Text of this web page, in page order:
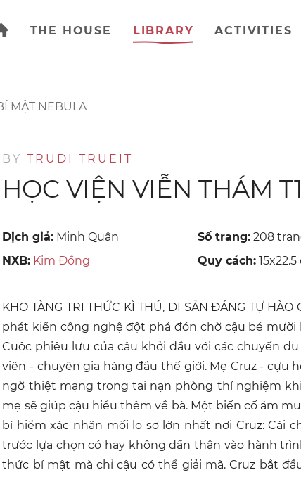
THE HOUSE LIBRARY ACTIVITIES
MẬT NEBULA
BYTRUDI TRUEIT
HỌC VIỆN VIỄN THÁM
Dịch giả: Minh Quân Số trang: 208
NXB: Kim Đồng Quy cách:
KHO TÀNG TRI THỨC KÌ THÚ, DI SẢN ĐÁNG TỰ
phát kiến công nghệ đột phá đón chờ cậu bé mười
Cuộc phiêu lưu của cậu khởi đầu với các chuyến
viên - chuyên gia hàng đầu thế giới. Mẹ Cruz - cựu
ngờ thiệt mạng trong tai nạn phòng thí nghiệm
mẹ sẽ giúp cậu hiểu thêm về bà. Một biến cố ám
bí hiểm xác nhận mối lo sợ lớn nhất nơi Cruz: Cái
trước lựa chọn có hay không dấn thân vào hành
thức bí mật mà chỉ cậu có thể giải mã. Cruz bắt